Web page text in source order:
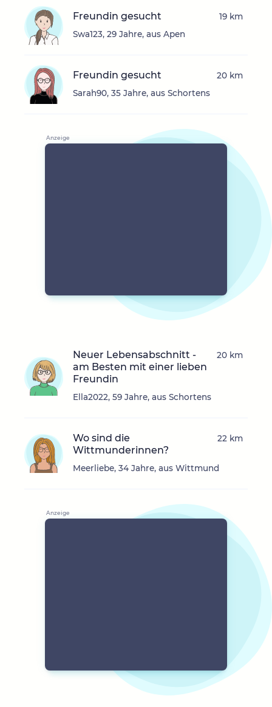
Freundin gesucht
Swa123, 29 Jahre, aus Apen
19 km
Freundin gesucht
Sarah90, 35 Jahre, aus Schortens
20 km
Neuer Lebensabschnitt -
am Besten mit einer lieben
Freundin
Ella2022, 59 Jahre, aus Schortens
20 km
Wo sind die
Wittmunderinnen?
Meerliebe, 34 Jahre, aus Wittmund
22 km